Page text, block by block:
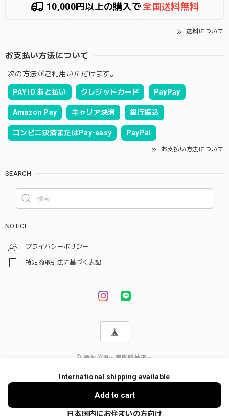
10,000円以上の購入で全国送料無料
送料について
お支払い方法について
次の方法がご利用いただけます。
PAY ID あと払い クレジットカード PayPay
Amazon Pay キャリア決済 銀行振込
コンビニ決済またはPay-easy PayPal
お支払い方法について
SEARCH
NOTICE
プライバシーポリシー
特定商取引法に基づく表記
© 通販菜園～岩倉種苗店～
International shipping available
Add to cart
日本国内にお住まいの方向け